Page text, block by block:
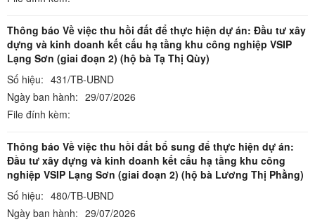
Thông báo Về việc thu hồi đất để thực hiện dự án: Đầu tư xây
dựng và kinh doanh kết cấu hạ tầng khu công nghiệp VSIP
Lạng Sơn (giai đoạn 2) (hộ bà Tạ Thị Qùy)
Số hiệu: 431/TB-UBND
Ngày ban hành: 29/07/2026
File đính kèm:
Thông báo Về việc thu hồi đất bổ sung để thực hiện dự án:
Đầu tư xây dựng và kinh doanh kết cấu hạ tầng khu công
nghiệp VSIP Lạng Sơn (giai đoạn 2) (hộ bà Lương Thị Phằng)
Số hiệu: 480/TB-UBND
Ngày ban hành: 29/07/2026